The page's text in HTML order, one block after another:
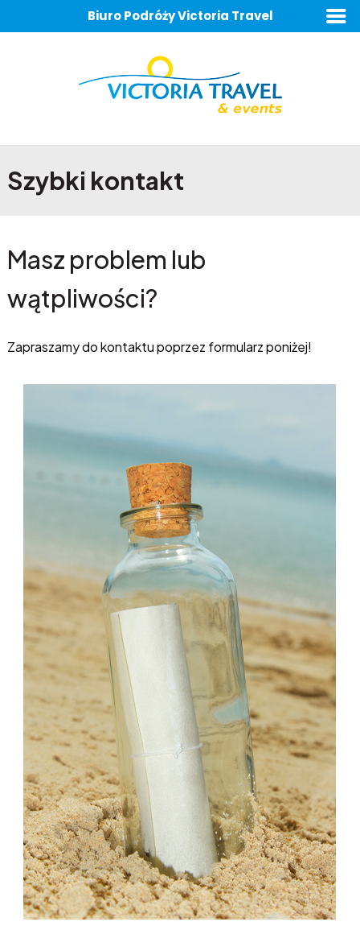
Szybki kontakt
Masz problem lub
wątpliwości?
Zapraszamy do kontaktu poprzez formularz poniżej!
Biuro Podróży Victoria Travel